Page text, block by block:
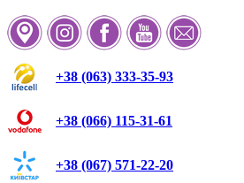
+38 (063) 333-35-93
+38 (066) 115-31-61
+38 (067) 571-22-20